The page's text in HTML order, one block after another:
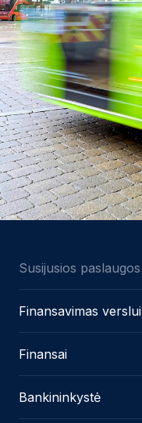
Susijusios paslaugos
Finansavimas verslui
Finansai
Bankininkystė